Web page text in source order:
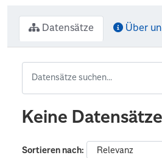
Datensätze Über
Keine
Sortieren nach